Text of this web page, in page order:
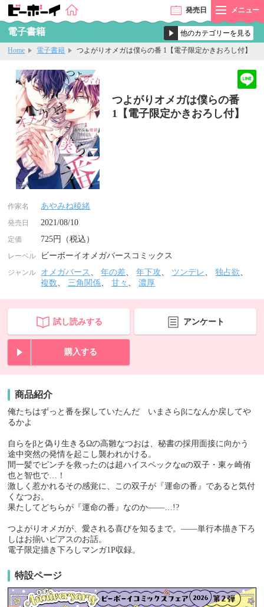
発売日 メニュー
電子書籍
Home 電子書籍 つよがりオメガは僕らの番 1【電子限定かきおろし付】
つよがりオメガは僕らの番
1【電子限定かきおろし付】
作家名 あやみね稜緒
発売日 2021/08/10
定価 725円（税込）
レーベル ビーボーイオメガバースコミックス
ジャンル オメガバース 、年の差、年下攻、 ツンデレ 、独占欲、
複数、三角関係、甘々 、濃厚
試し読みする アンケート
購入する
商品紹介
俺たちはずっと番を探していたんだ いまさらβになんか戻してや
るかよ
自らをβと偽り生きるΩの高雛なつおは、秘書の採用面接に向かう
途中突然の発情を起こし襲われかける。
間一髪でピンチを救ったのは超ハイスペックなαの双子・東ヶ崎侑
也と智也で…！
激しく惹かれるその感覚に、この双子が『運命の番』であると気付
くなつお。
果たしてどちらが『運命の番』なのか――…!?
つよがりオメガが、愛される喜びを知るまで。――単行本描き下ろ
しはお揃いピアスのお話。
電子限定描き下ろしマンガ1P収録。
特設ページ